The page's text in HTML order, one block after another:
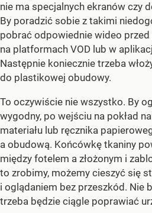
nie ma specjalnych ekranów czy
By poradzić sobie z takimi
pobrać odpowiednie wideo
na platformach VOD lub w
Następnie koniecznie trzeba
do plastikowej obudowy.
To oczywiście nie wszystko. By
wygodny, po wejściu na pokład
materiału lub ręcznika
a obudową. Końcówkę tkaniny
między fotelem a złożonym i
to zrobimy, możemy cieszyć się
i oglądaniem bez przeszkód. Nie
trzeba będzie ciągle poprawiać